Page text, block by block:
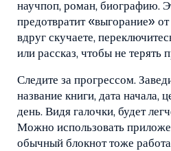
научпоп, роман, биографию.
предотвратит «выгорание»
вдруг скучаете,
или рассказ, чтобы не терять
Следите за прогрессом.
название книги, дата начала,
день. Видя галочки, будет
Можно использовать
обычный блокнот тоже